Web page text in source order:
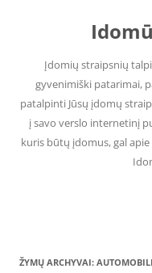
Įdomių straipsnių
gyvenimiški patarimai,
patalpinti Jūsų įdomų
į savo verslo internetinį
kuris būtų įdomus, gal
ŽYMŲ ARCHYVAI: